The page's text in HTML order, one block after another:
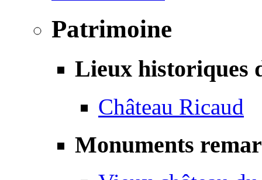
Patrimoine
Lieux historiques
Château Ricaud
Monuments